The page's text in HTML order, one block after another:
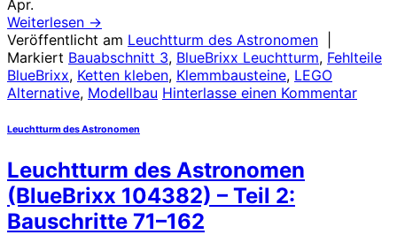
Apr.
Weiterlesen →
Veröffentlicht am Leuchtturm des Astronomen
Markiert Bauabschnitt 3, BlueBrixx Leuchtturm, Fehlteile
BlueBrixx, Ketten kleben, Klemmbausteine, LEGO
Alternative, Modellbau Hinterlasse einen Kommentar
Leuchtturm des Astronomen
Leuchtturm des Astronomen
(BlueBrixx 104382) – Teil 2:
Bauschritte 71–162